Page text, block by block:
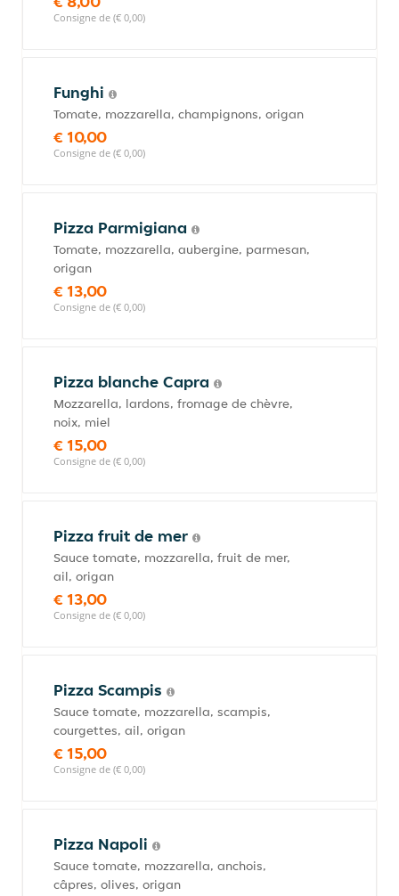
Consigne de (€ 0,00)
Funghi
Tomate, mozzarella, champignons, origan
€ 10,00
Consigne de (€ 0,00)
Pizza Parmigiana
Tomate, mozzarella, aubergine, parmesan,
origan
€ 13,00
Consigne de (€ 0,00)
Pizza blanche Capra
Mozzarella, lardons, fromage de chèvre,
noix, miel
€ 15,00
Consigne de (€ 0,00)
Pizza fruit de mer
Sauce tomate, mozzarella, fruit de mer,
ail, origan
€ 13,00
Consigne de (€ 0,00)
Pizza Scampis
Sauce tomate, mozzarella, scampis,
courgettes, ail, origan
€ 15,00
Consigne de (€ 0,00)
Pizza Napoli
Sauce tomate, mozzarella, anchois,
câpres, olives, origan